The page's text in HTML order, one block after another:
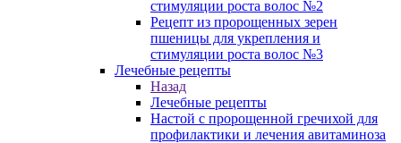
стимуляции роста волос №2
Рецепт из пророщенных зерен
пшеницы для укрепления и
стимуляции роста волос №3
Лечебные рецепты
Назад
Лечебные рецепты
Настой с пророщенной гречихой для
профилактики и лечения авитаминоза